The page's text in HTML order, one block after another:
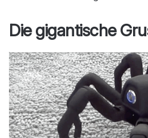
Die gigantische